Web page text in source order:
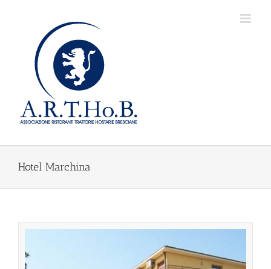
Hotel Marchina